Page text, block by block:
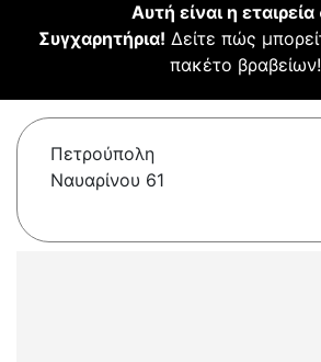
Αυτή είναι η
Συγχαρητήρια! Δείτε πώς
πακέτο βραβείων!
Πετρούπολη
Ναυαρίνου 61